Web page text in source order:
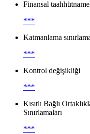
Finansal
***
Katmanlama
***
Kontrol değişikliği
***
Kısıtlı Bağlı
Sınırlamaları
***